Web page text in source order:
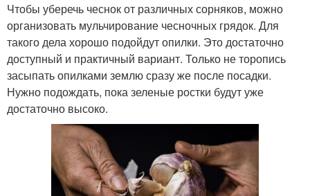
Чтобы уберечь чеснок от различных сорняков, можно
организовать мульчирование чесночных грядок. Для
такого дела хорошо подойдут опилки. Это достаточно
доступный и практичный вариант. Только не торопись
засыпать опилками землю сразу же после посадки.
Нужно подождать, пока зеленые ростки будут уже
достаточно высоко.